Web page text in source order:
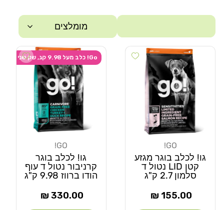
סינון
מומלצים
Add wishlist
GO!
גו! לכלב בוגר מגזע
קטן LID נטול ד
סלמון 2.7 ק"ג
מחיר
155.00 ₪
wishlist
Go! כלב מעל 9.98 קג, שק שני ב-20% הנחה
GO!
גו! לכלב בוגר
קרניבור נטול ד עוף
הודו ברווז 9.98 ק"ג
מחיר
330.00 ₪